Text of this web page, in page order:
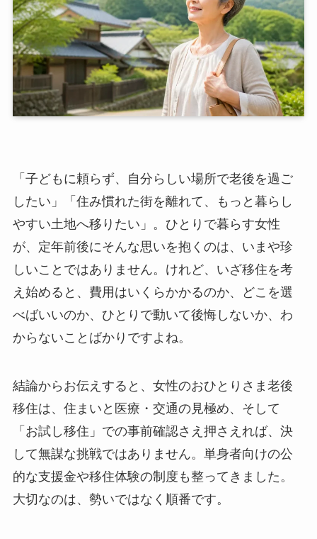
「子どもに頼らず、自分らしい場所で老後を過ご
したい」「住み慣れた街を離れて、もっと暮らし
やすい土地へ移りたい」。ひとりで暮らす女性
が、定年前後にそんな思いを抱くのは、いまや珍
しいことではありません。けれど、いざ移住を考
え始めると、費用はいくらかかるのか、どこを選
べばいいのか、ひとりで動いて後悔しないか、わ
からないことばかりですよね。
結論からお伝えすると、女性のおひとりさま老後
移住は、住まいと医療・交通の見極め、そして
「お試し移住」での事前確認さえ押さえれば、決
して無謀な挑戦ではありません。単身者向けの公
的な支援金や移住体験の制度も整ってきました。
大切なのは、勢いではなく順番です。